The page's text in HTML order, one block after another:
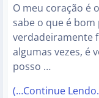
O meu coração é
sabe o que é
verdadeiramente
algumas vezes, é
posso …
(…Continue